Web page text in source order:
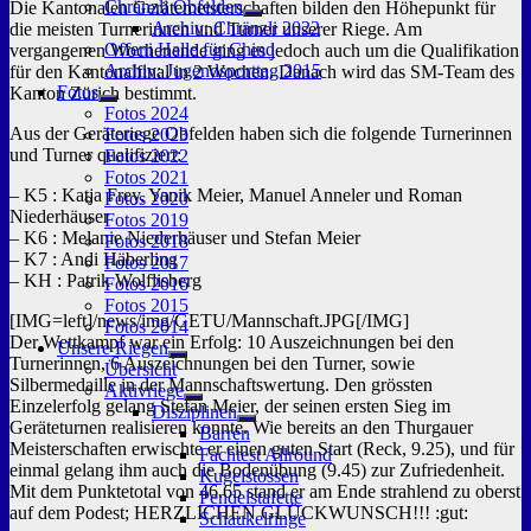
Chränzli Obfelden
Untermenü
anzeigen
Archiv: Chränzli 2022
Offeni Halle für Chind
Archiv: Jugendsporttag 2015
Fotos
Untermenü
anzeigen
Fotos 2024
Fotos 2023
Fotos 2022
Fotos 2021
Fotos 2020
Fotos 2019
Fotos 2018
Fotos 2017
Fotos 2016
Fotos 2015
Fotos 2014
Unsere Riegen
Untermenü
anzeigen
Übersicht
Aktivriege
Untermenü
anzeigen
Disziplinen
Untermenü
anzeigen
Barren
Fachtest Allround
Kugelstossen
Pendelstafette
Schaukelringe
Die Kantonalen Gerätemeisterschaften bilden den Höhepunkt für
die meisten Turnerinnen und Turner unserer Riege. Am
vergangenen Wochenende ging es jedoch auch um die Qualifikation
für den Kantonalfinal in 2 Wochen. Danach wird das SM-Team des
Kanton Zürich bestimmt.
Aus der Geräteriege Obfelden haben sich die folgende Turnerinnen
und Turner qualifiziert:
– K5 : Katja Frey, Yanik Meier, Manuel Anneler und Roman
Niederhäuser
– K6 : Melanie Niederhäuser und Stefan Meier
– K7 : Andi Häberling
– KH : Patrik Wolflisberg
[IMG=left]/news/img/GETU/Mannschaft.JPG[/IMG]
Der Wettkampf war ein Erfolg: 10 Auszeichnungen bei den
Turnerinnen, 6 Auszeichnungen bei den Turner, sowie
Silbermedaille in der Mannschaftswertung. Den grössten
Einzelerfolg gelang Stefan Meier, der seinen ersten Sieg im
Geräteturnen realisieren konnte. Wie bereits an den Thurgauer
Meisterschaften erwischte er einen guten Start (Reck, 9.25), und für
einmal gelang ihm auch die Bodenübung (9.45) zur Zufriedenheit.
Mit dem Punktetotal von 46.65 stand er am Ende strahlend zu oberst
auf dem Podest; HERZLICHEN GLÜCKWUNSCH!!! :gut: